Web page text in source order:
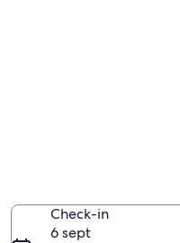
Check-in
6 sept